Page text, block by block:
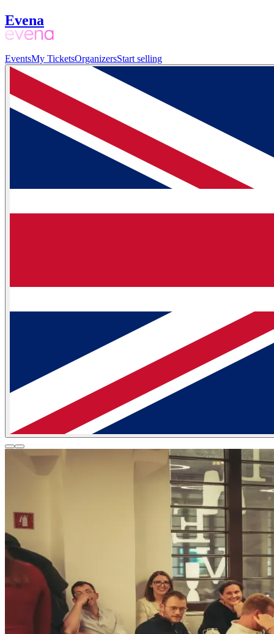
Evena
EventsMy TicketsOrganizersStart selling